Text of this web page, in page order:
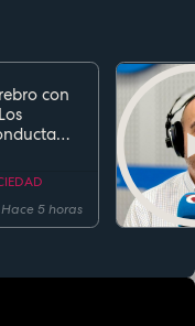
con
Hace 5 horas